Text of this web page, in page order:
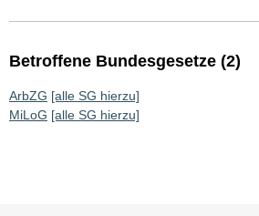
Betroffene Bundesgesetze (2)
ArbZG [alle SG hierzu]
MiLoG [alle SG hierzu]